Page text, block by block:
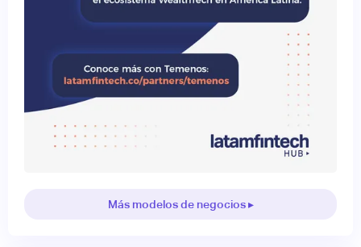
Más modelos de negocios ▸